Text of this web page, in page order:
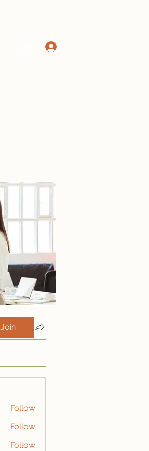
Join
Follow
Follow
Follow